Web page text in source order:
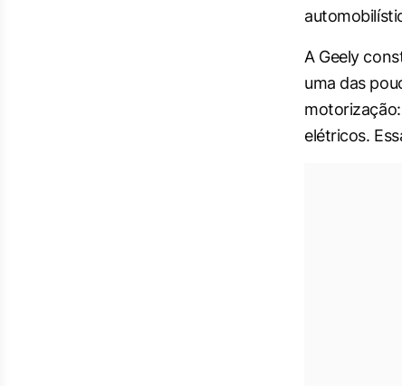
A Geely
uma das
elétricos.